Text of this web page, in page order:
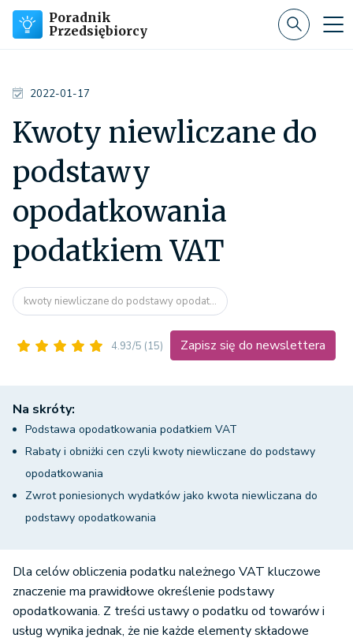
Poradnik
Przedsiębiorcy
2022-01-17
Kwoty niewliczane do
podstawy
opodatkowania
podatkiem VAT
kwoty niewliczane do podstawy opodat...
4.93/5 (15) Zapisz się do newslettera
Na skróty:
Podstawa opodatkowania podatkiem VAT
Rabaty i obniżki cen czyli kwoty niewliczane do podstawy
opodatkowania
Zwrot poniesionych wydatków jako kwota niewliczana do
podstawy opodatkowania
Dla celów obliczenia podatku należnego VAT kluczowe
znaczenie ma prawidłowe określenie podstawy
opodatkowania. Z treści ustawy o podatku od towarów i
usług wynika jednak, że nie każde elementy składowe